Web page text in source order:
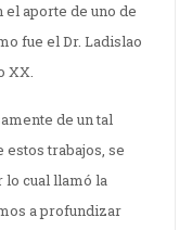
aporte de uno de
fue el Dr. Ladislao
XX.
de un tal
estos trabajos, se
lo cual llamó la
a profundizar